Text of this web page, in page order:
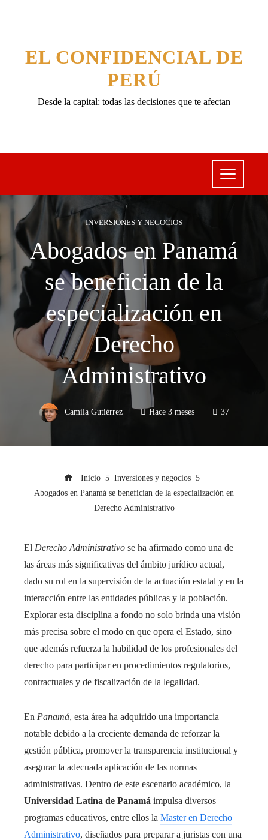
EL CONFIDENCIAL DE
PERÚ
Desde la capital: todas las decisiones que te afectan
INVERSIONES Y NEGOCIOS
Abogados en Panamá
se benefician de la
especialización en
Derecho
Administrativo
Camila Gutiérrez Hace 3 meses 37
Inicio
Inversiones y negocios
Abogados en Panamá se benefician de la especialización en
Derecho Administrativo
El Derecho Administrativo se ha afirmado como una de
las áreas más significativas del ámbito jurídico actual,
dado su rol en la supervisión de la actuación estatal y en la
interacción entre las entidades públicas y la población.
Explorar esta disciplina a fondo no solo brinda una visión
más precisa sobre el modo en que opera el Estado, sino
que además refuerza la habilidad de los profesionales del
derecho para participar en procedimientos regulatorios,
contractuales y de fiscalización de la legalidad.
En Panamá, esta área ha adquirido una importancia
notable debido a la creciente demanda de reforzar la
gestión pública, promover la transparencia institucional y
asegurar la adecuada aplicación de las normas
administrativas. Dentro de este escenario académico, la
Universidad Latina de Panamá impulsa diversos
programas educativos, entre ellos la Master en Derecho
Administrativo, diseñados para preparar a juristas con una